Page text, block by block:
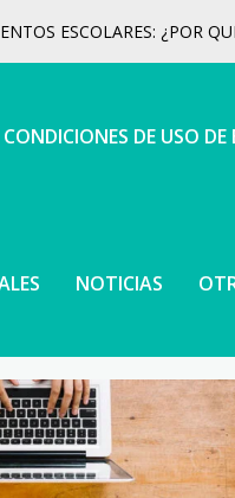
ESCOLARES: ¿POR
DE USO
NOTICIAS